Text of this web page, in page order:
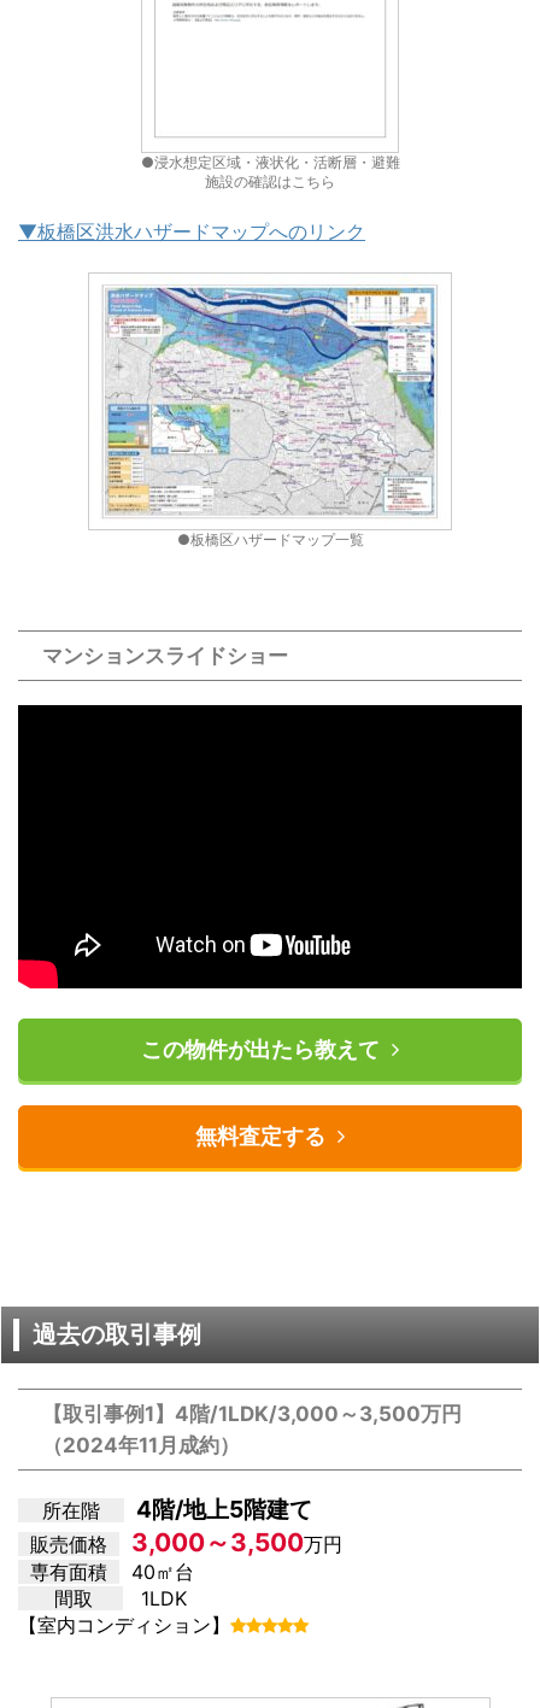
●浸水想定区域・液状化・活断層・避難
施設の確認はこちら
▼板橋区洪水ハザードマップへのリンク
●板橋区ハザードマップ一覧
マンションスライドショー
この物件が出たら教えて
無料査定する
過去の取引事例
【取引事例1】4階/1LDK/3,000～3,500万円
（2024年11月成約）
所在階 4階/地上5階建て
販売価格 3,000～3,500万円
専有面積
40㎡台
間取
1LDK
【室内コンディション】